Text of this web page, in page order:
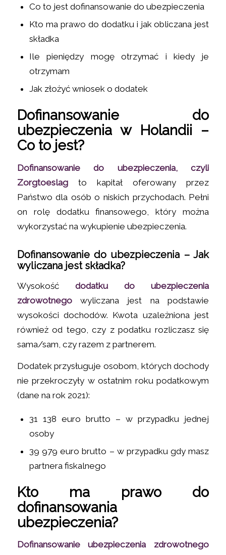
Co to jest dofinansowanie do ubezpieczenia
Kto ma prawo do dodatku i jak obliczana jest
składka
Ile pieniędzy mogę otrzymać i kiedy je
otrzymam
Jak złożyć wniosek o dodatek
Dofinansowanie do
ubezpieczenia w Holandii –
Co to jest?
Dofinansowanie do ubezpieczenia, czyli
Zorgtoeslagto kapitał oferowany przez
Państwo dla osób o niskich przychodach. Pełni
on rolę dodatku finansowego, który można
wykorzystać na wykupienie ubezpieczenia.
Dofinansowanie do ubezpieczenia – Jak
wyliczana jest składka?
Wysokość dodatku do ubezpieczenia
zdrowotnegowyliczana jest na podstawie
wysokości dochodów. Kwota uzależniona jest
również od tego, czy z podatku rozliczasz się
sama/sam, czy razem z partnerem.
Dodatek przysługuje osobom, których dochody
nie przekroczyły w ostatnim roku podatkowym
(dane na rok 2021):
31 138 euro brutto – w przypadku jednej
osoby
39 979 euro brutto – w przypadku gdy masz
partnera fiskalnego
Kto ma prawo do
dofinansowania
ubezpieczenia?
Dofinansowanie ubezpieczenia zdrowotnego